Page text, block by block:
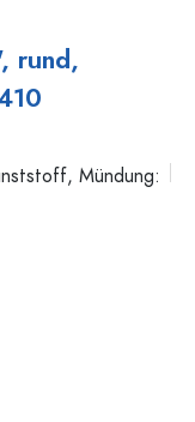
rund,